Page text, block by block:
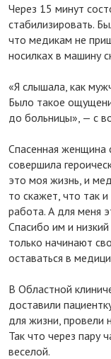
Через 15 минут
стабилизировать.
что медикам не
носилках в машину
«Я слышала, как
Было такое
до больницы», — с
Спасенная женщина
совершила
это моя жизнь, и
то скажет, что так
работа. А для меня
Спасибо им и
только начинают
оставаться в
В Областной
доставили
для жизни, провели
Так что через пару
веселой.